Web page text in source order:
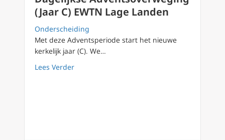
(Jaar C) EWTN Lage Landen
Onderscheiding
Met deze Adventsperiode start het nieuwe
kerkelijk jaar (C). We…
Lees Verderabout Dagelijkse Adventsoverweging (Jaar